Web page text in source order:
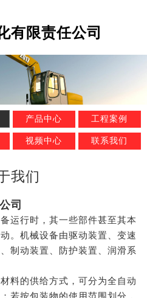
有限责任公司
产品中心 工程案例
视频中心 联系我们
我们
司
运行时，其一些部件甚至其本
。机械设备由驱动装置、变速
制动装置、防护装置、润滑系
料的供给方式，可分为全自动
若按包装物的使用范围划分，